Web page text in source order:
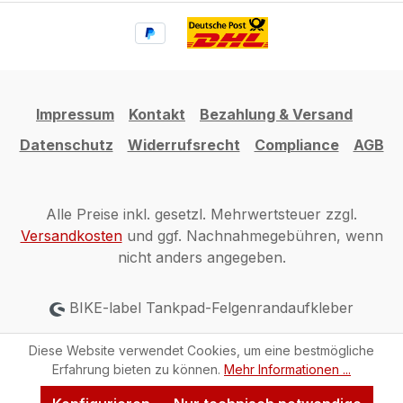
Impressum Kontakt
Bezahlung & Versand
Datenschutz
Widerrufsrecht Compliance AGB
Alle Preise inkl. gesetzl. Mehrwertsteuer zzgl.
Versandkostenund ggf. Nachnahmegebühren, wenn
nicht anders angegeben.
BIKE-label Tankpad-Felgenrandaufkleber
Diese Website verwendet Cookies, um eine bestmögliche
Erfahrung bieten zu können. Mehr Informationen ...